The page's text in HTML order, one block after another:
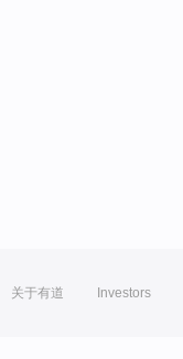
关于有道 Investors